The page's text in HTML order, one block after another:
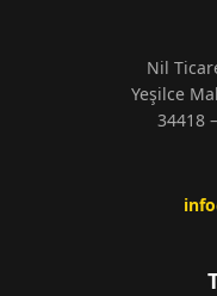
Nil
Yeşilce
34418